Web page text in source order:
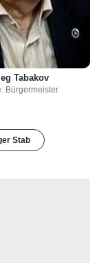
Tabakov
Bürgermeister
Stab